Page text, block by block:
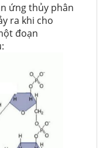
ứng thủy phân
ra khi cho
đoạn